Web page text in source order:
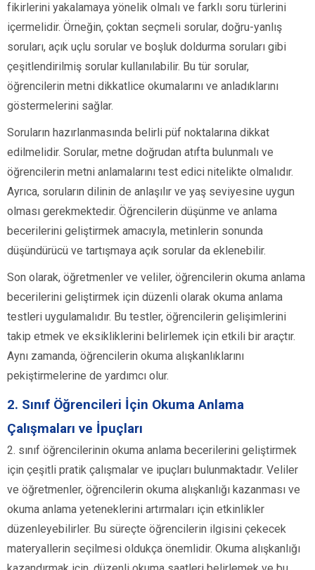
fikirlerini yakalamaya yönelik olmalı ve farklı soru türlerini
içermelidir. Örneğin, çoktan seçmeli sorular, doğru-yanlış
soruları, açık uçlu sorular ve boşluk doldurma soruları gibi
çeşitlendirilmiş sorular kullanılabilir. Bu tür sorular,
öğrencilerin metni dikkatlice okumalarını ve anladıklarını
göstermelerini sağlar.
Soruların hazırlanmasında belirli püf noktalarına dikkat
edilmelidir. Sorular, metne doğrudan atıfta bulunmalı ve
öğrencilerin metni anlamalarını test edici nitelikte olmalıdır.
Ayrıca, soruların dilinin de anlaşılır ve yaş seviyesine uygun
olması gerekmektedir. Öğrencilerin düşünme ve anlama
becerilerini geliştirmek amacıyla, metinlerin sonunda
düşündürücü ve tartışmaya açık sorular da eklenebilir.
Son olarak, öğretmenler ve veliler, öğrencilerin okuma anlama
becerilerini geliştirmek için düzenli olarak okuma anlama
testleri uygulamalıdır. Bu testler, öğrencilerin gelişimlerini
takip etmek ve eksikliklerini belirlemek için etkili bir araçtır.
Aynı zamanda, öğrencilerin okuma alışkanlıklarını
pekiştirmelerine de yardımcı olur.
2. Sınıf Öğrencileri İçin Okuma Anlama
Çalışmaları ve İpuçları
2. sınıf öğrencilerinin okuma anlama becerilerini geliştirmek
için çeşitli pratik çalışmalar ve ipuçları bulunmaktadır. Veliler
ve öğretmenler, öğrencilerin okuma alışkanlığı kazanması ve
okuma anlama yeteneklerini artırmaları için etkinlikler
düzenleyebilirler. Bu süreçte öğrencilerin ilgisini çekecek
materyallerin seçilmesi oldukça önemlidir. Okuma alışkanlığı